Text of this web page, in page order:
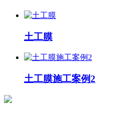
土工膜
土工膜施工案例2